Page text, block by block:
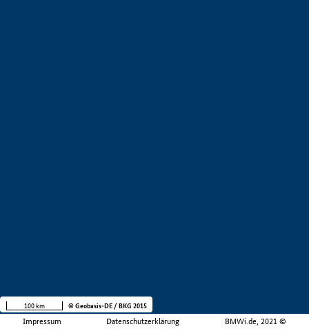
Impressum Datenschutzerklärung BMWi.de, 2021 ©
100 km © Geobasis-DE / BKG 2015